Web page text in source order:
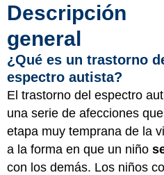
Descripción
general
¿Qué es un trastorno
espectro autista?
El trastorno del espectro
una serie de afecciones
etapa muy temprana de la
a la forma en que un niño
con los demás. Los niños